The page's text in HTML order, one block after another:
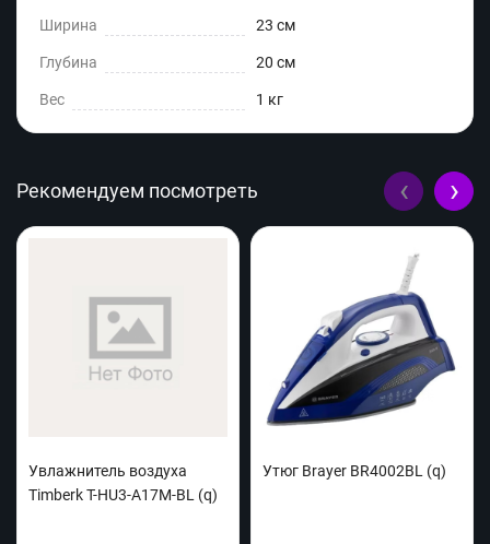
Ширина 23 см
Глубина 20 см
Вес 1 кг
Рекомендуем посмотреть
Увлажнитель воздуха
Timberk T-HU3-A17M-BL (q)
Утюг Brayer BR4002BL (q)
‹ ›